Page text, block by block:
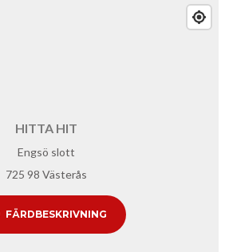
HITTA HIT
Engsö slott
725 98 Västerås
FÄRDBESKRIVNING